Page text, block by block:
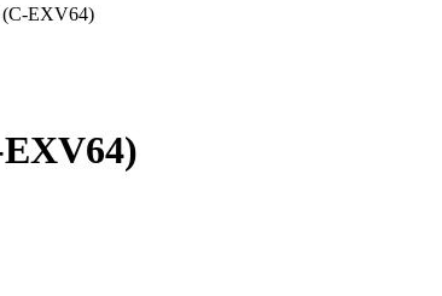
(C-EXV64)